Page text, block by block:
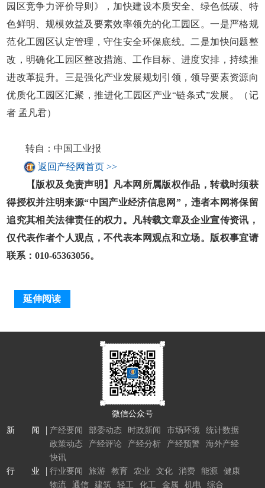
园区竞争力评价导则》，加快建设本质安全、绿色低碳、特
色鲜明、规模效益及要素效率领先的化工园区。一是严格规
范化工园区认定管理，守住安全环保底线。二是加快问题整
改，明确化工园区整改措施、工作目标、进度安排，持续推
进改革提升。三是强化产业发展规划引领，领导要素资源向
优质化工园区汇聚，推进化工园区产业“链条式”发展。（记
者 孟凡君）
转自：中国工业报
返回产经网首页 >>
【版权及免责声明】凡本网所属版权作品，转载时须获
得授权并注明来源“中国产业经济信息网”，违者本网将保留
追究其相关法律责任的权力。凡转载文章及企业宣传资讯，
仅代表作者个人观点，不代表本网观点和立场。版权事宜请
联系：010-65363056。
延伸阅读
微信公众号
新 闻
产经要闻 部委动态 时政新闻 市场环境
统计数据
政策动态
产经评论 产经分析 产经预警
海外产经
快讯
行 业
行业要闻 旅游 教育 农业 文化 消费 能源
健康
物流
通信 建筑 轻工 化工 金属 机电 综合